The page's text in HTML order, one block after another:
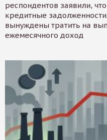
респондентов заявили,
кредитные
вынуждены тратить на
ежемесячного доход